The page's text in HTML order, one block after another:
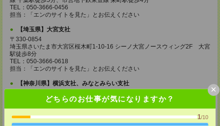
どちらのお仕事が気になりますか？
1/10
×
TEL：050-3666-0456
担当：「エンのサイトを見た」とお伝えください
【埼玉県】大宮支社
〒330-0854
埼玉県さいたま市大宮区桜木町1-10-16 シーノ大宮ノースウィング2F 大宮
駅徒歩8分
TEL：050-3666-0618
担当：「エンのサイトを見た」とお伝えください
【神奈川県】横浜支社、みなとみらい支社
神奈川県横浜市西区高島2-19-12スカイビル22F 横浜駅徒歩5分
TEL：050-3666-0540
担当：「エンのサイトを見た」とお伝えください